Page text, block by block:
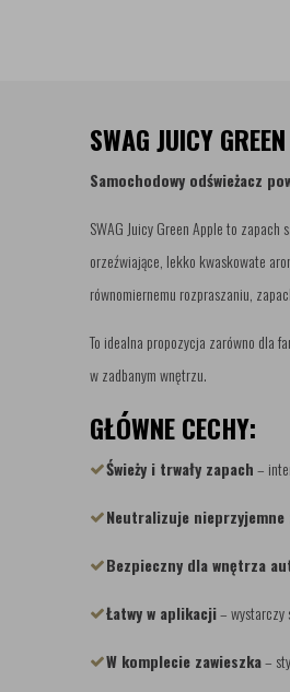
SWAG JUICY
Samochodowy odświeżacz
SWAG Juicy Green Apple to
orzeźwiające, lekko kwaskowate
równomiernemu rozpraszaniu,
To idealna propozycja zarówno dla
w zadbanym wnętrzu.
GŁÓWNE CECHY:
Świeży i trwały zapach–
Neutralizuje nieprzyjemne
Bezpieczny dla wnętrza
Łatwy w aplikacji– wystarczy
W komplecie zawieszka–